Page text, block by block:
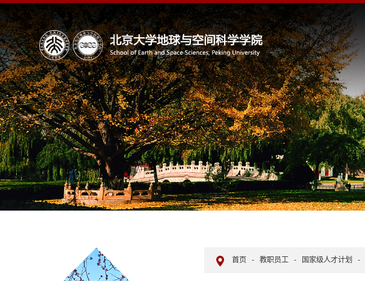
首页 - 教职员工 - 国家级人才计划 -